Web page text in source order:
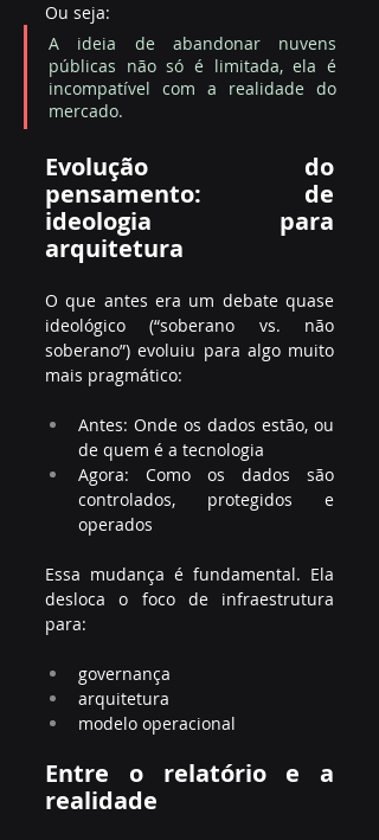
Ou seja:
A ideia de abandonar nuvens
públicas não só é limitada, ela é
incompatível com a realidade do
mercado.
Evolução do
pensamento: de
ideologia para
arquitetura
O que antes era um debate quase
ideológico (“soberano vs. não
soberano”) evoluiu para algo muito
mais pragmático:
Antes: Onde os dados estão, ou
de quem é a tecnologia
Agora: Como os dados são
controlados, protegidos e
operados
Essa mudança é fundamental. Ela
desloca o foco de infraestrutura
para:
governança
arquitetura
modelo operacional
Entre o relatório e a
realidade